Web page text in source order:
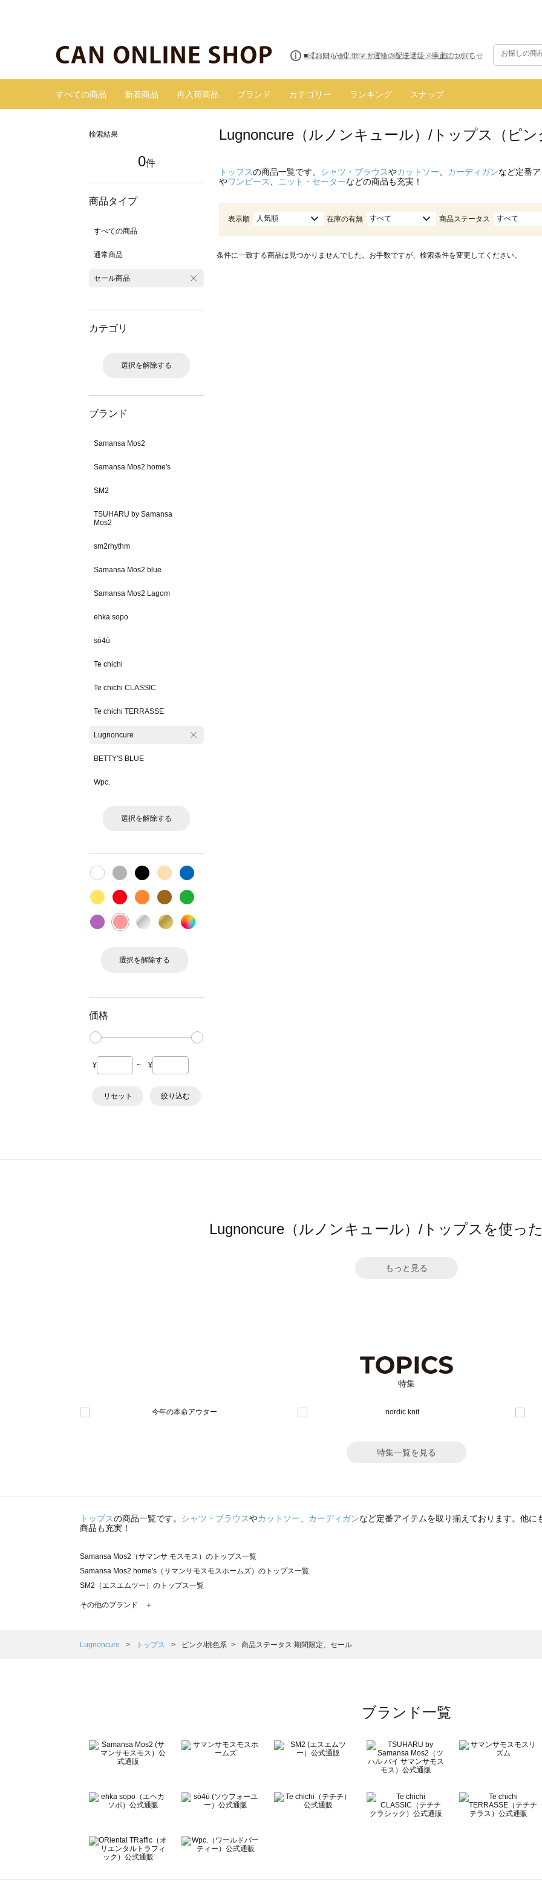
■8/13(木)AM2:00～サイトメンテナンス実施のお知らせ
すべての商品 新着商品 再入荷商品 ブランド カテゴリー ランキング スナップ
検索結果
0件
商品タイプ
すべての商品
通常商品
セール商品
カテゴリ
選択を解除する
ブランド
Samansa Mos2
Samansa Mos2 home's
SM2
TSUHARU by Samansa
Mos2
sm2rhythm
Samansa Mos2 blue
Samansa Mos2 Lagom
ehka sopo
sō4ū
Te chichi
Te chichi CLASSIC
Te chichi TERRASSE
Lugnoncure
BETTY'S BLUE
Wpc.
選択を解除する
選択を解除する
価格
¥ ~ ¥
リセット 絞り込む
Lugnoncure（ルノンキュール）/トップス（ピン
トップスの商品一覧です。 シャツ・ブラウスやカットソー カーディガンなど定番
やワンピース ニット・セーターなどの商品も充実！
表示順 人気順 在庫の有無 すべて 商品ステータス すべて
条件に一致する商品は見つかりませんでした。お手数ですが、検索条件を変更してください。
Lugnoncure（ルノンキュール）/トップスを使っ
もっと見る
特集
特集一覧を見る
トップスの商品一覧です。 シャツ・ブラウスやカットソー カーディガンなど定番アイテムを取り揃えております。他に
商品も充実！
Samansa Mos2（サマンサ モスモス）のトップス一覧
Samansa Mos2 home's（サマンサモスモスホームズ）のトップス一覧
SM2（エスエムツー）のトップス一覧
TSUHARU by Samansa Mos2（ツハルバイサマンサモスモス）のトップス一覧
Samansa Mos2 Lagom（サマンサモスモス ラーゴム）のトップス一覧
BETTY'S BLUE（べティーズブルー）のトップス一覧
Wpc.（ワールドパーティー）のトップス一覧
その他のブランド ＋
Lugnoncure トップス ピンク/桃色系 商品ステータス:期間限定、セール
ブランド一覧